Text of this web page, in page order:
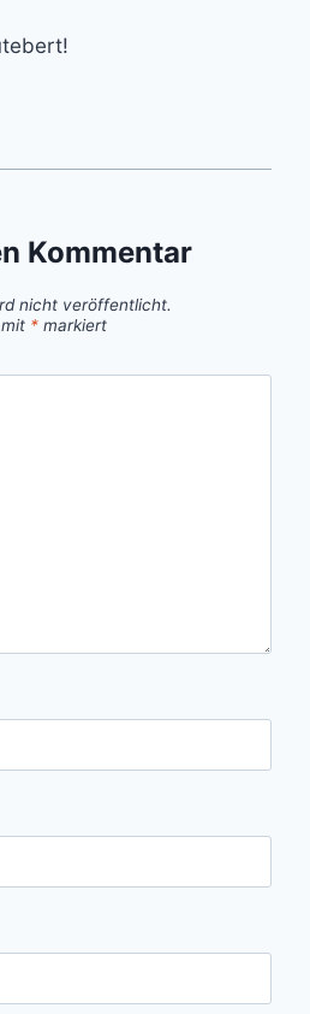
Kommentar
nicht veröffentlicht.
* markiert